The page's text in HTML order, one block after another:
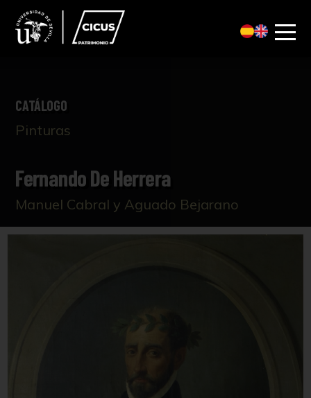
CATÁLOGO
Pinturas
Fernando De Herrera
Manuel Cabral y Aguado Bejarano